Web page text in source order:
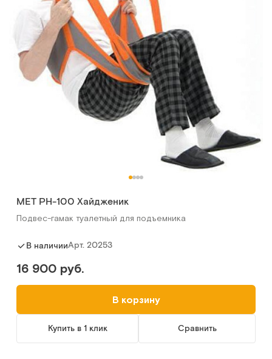
МЕТ РН-100 Хайдженик
Подвес-гамак туалетный для подъемника
В наличииАрт. 20253
16 900 руб.
В корзину
Купить в 1 клик Сравнить